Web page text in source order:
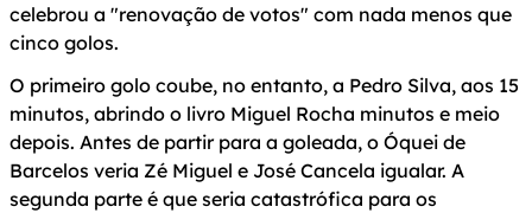
celebrou a "renovação de votos" com nada menos que
cinco golos.
O primeiro golo coube, no entanto, a Pedro Silva, aos 15
minutos, abrindo o livro Miguel Rocha minutos e meio
depois. Antes de partir para a goleada, o Óquei de
Barcelos veria Zé Miguel e José Cancela igualar. A
segunda parte é que seria catastrófica para os